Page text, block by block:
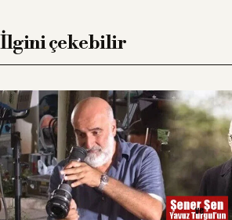
İlgini çekebilir